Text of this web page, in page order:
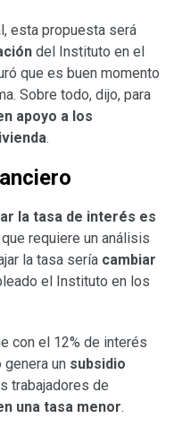
esta propuesta será
del Instituto en el
que es buen momento
Sobre todo, dijo, para
apoyo a los
.
la tasa de interés es
requiere un análisis
la tasa sería cambiar
el Instituto en los
con el 12% de interés
un subsidio
trabajadores de
una tasa menor.